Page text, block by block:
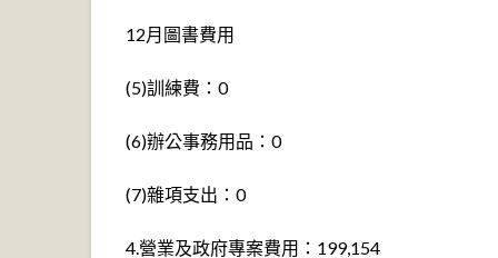
12月圖書費用
(5)訓練費：0
(6)辦公事務用品：0
(7)雜項支出：0
4.營業及政府專案費用：199,154